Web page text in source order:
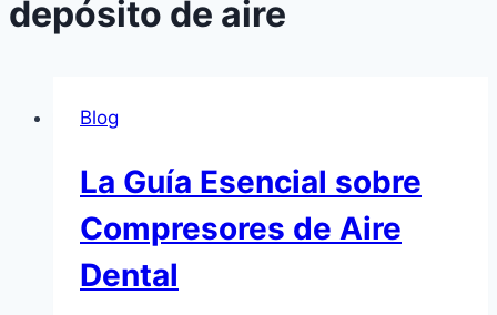
depósito de aire
Blog
La Guía Esencial sobre
Compresores de Aire
Dental